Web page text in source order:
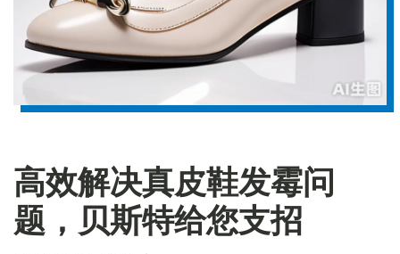
高效解决真皮鞋发霉问
题，贝斯特给您支招